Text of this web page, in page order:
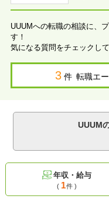
UUUMへの転職の相談に、
す！
気になる質問をチェックして
3 件 転職エ
UUUM
年収・給与
( 1件 )